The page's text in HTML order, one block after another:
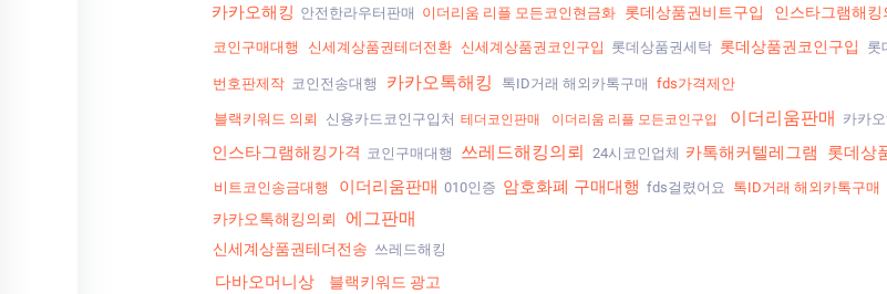
카카오해킹 안전한라우터판매 이더리움 리플 모든코인현금화 롯데상품권비트구입 인스타그램해킹
코인구매대행 신세계상품권테더전환 신세계상품권코인구입 롯데상품권세탁 롯데상품권코인구입 롯
번호판제작 코인전송대행 카카오톡해킹 톡ID거래 해외카톡구매 fds가격제안
블랙키워드 의뢰 신용카드코인구입처 테더코인판매 이더리움 리플 모든코인구입 이더리움판매 카카
인스타그램해킹가격 코인구매대행 쓰레드해킹의뢰 24시코인업체 카톡해커텔레그램 롯데상
비트코인송금대행 이더리움판매 010인증 암호화폐 구매대행 fds걸렸어요 톡ID거래 해외카톡구매
카카오톡해킹의뢰 에그판매
신세계상품권테더전송 쓰레드해킹
다바오머니상 블랙키워드 광고